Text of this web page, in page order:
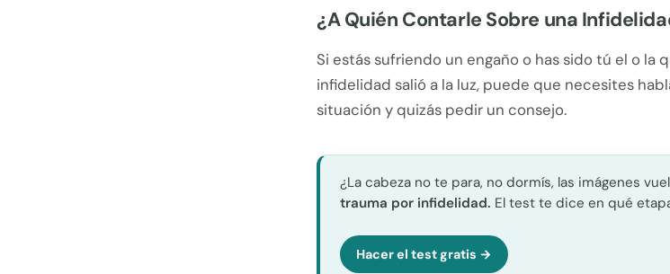
¿A Quién Contarle Sobre una
Si estás sufriendo un engaño o has sido tú el o la
infidelidad salió a la luz, puede que necesites
situación y quizás pedir un consejo.
¿La cabeza no te para, no dormís, las imágenes
trauma por infidelidad. El test te dice en qué
Hacer el test gratis →